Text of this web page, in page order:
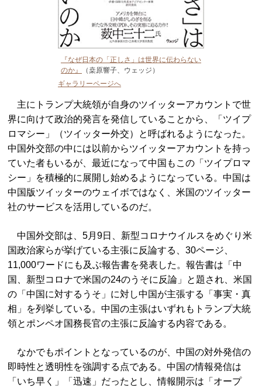
『なぜ日本の「正しさ」は世界に伝わらない
のか』
（桒原響子、ウェッジ）
ギャラリーページへ
主にトランプ大統領が自身のツイッターアカウントで世
界に向けて政治的発言を発信していることから、「ツイプ
ロマシー」（ツイッター外交）と呼ばれるようになった。
中国外交部の中には以前からツイッターアカウントを持っ
ていた者もいるが、最近になって中国もこの「ツイプロマ
シー」を積極的に展開し始めるようになっている。中国は
中国版ツイッターのウェイボではなく、米国のツイッター
社のサービスを活用しているのだ。
中国外交部は、5月9日、新型コロナウイルスをめぐり米
国政治家らが挙げている主張に反論する、30ページ、
11,000ワードにも及ぶ報告書を発表した。報告書は「中
国、新型コロナで米国の24のうそに反論」と題され、米国
の「中国に対するうそ」に対し中国が主張する「事実・真
相」を列挙している。中国の主張はいずれもトランプ大統
領とポンペオ国務長官の主張に反論する内容である。
なかでもポイントとなっているのが、中国の対外発信の
即時性と透明性を強調する点である。中国の情報発信は
「いち早く」「迅速」だったとし、情報開示は「オープ